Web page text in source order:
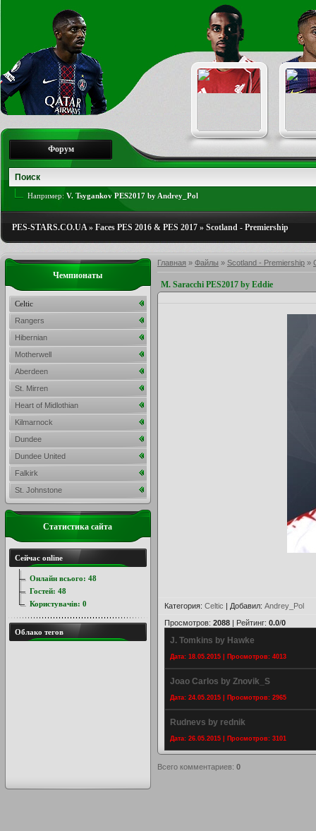
Форум
Например: V. Tsygankov PES2017 by Andrey_Pol
PES-STARS.CO.UA» Faces PES 2016 & PES 2017 » Scotland - Premiership
Главная » Файлы » Scotland - Premiership »
M. Saracchi PES2017 by Eddie
Категория: Celtic | Добавил: Andrey_Pol
Просмотров: 2088 | Рейтинг: 0.0/0
J. Tomkins by Hawke
Дата: 18.05.2015 | Просмотров: 4013
Joao Carlos by Znovik_S
Дата: 24.05.2015 | Просмотров: 2965
Rudnevs by rednik
Дата: 26.05.2015 | Просмотров: 3101
Всего комментариев: 0
Чемпионаты
Celtic
Rangers
Hibernian
Motherwell
Aberdeen
St. Mirren
Heart of Midlothian
Kilmarnock
Dundee
Dundee United
Falkirk
St. Johnstone
Статистика сайта
Сейчас online
Онлайн всього: 48
Гостей: 48
Користувачів: 0
Облако тегов